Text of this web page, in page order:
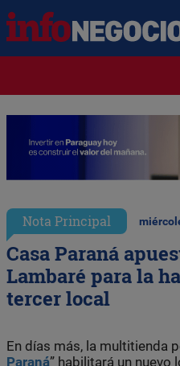
Nota Principal
Casa Paraná
Lambaré para la
tercer local
En días más, la multitienda
Paraná” habilitará un nuevo